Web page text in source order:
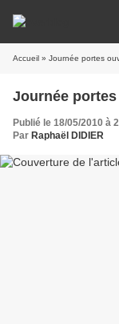
Accueil » Journée portes
Journée
Publié le 18/05/2010 à
Par Raphaël DIDIER